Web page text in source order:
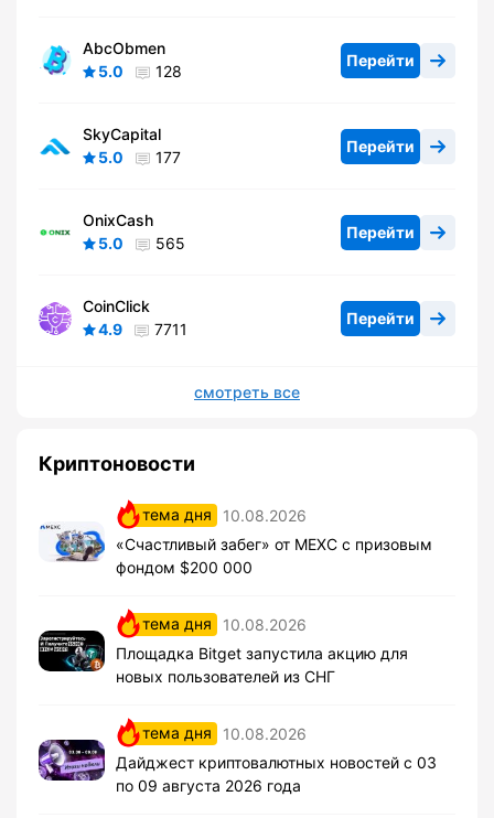
AbcObmen
5.0
128
Перейти
SkyCapital
5.0
177
Перейти
OnixCash
5.0
565
Перейти
CoinClick
4.9
7711
Перейти
смотреть все
Криптоновости
тема дня
10.08.2026
«Счастливый забег» от MEXC с призовым
фондом $200 000
тема дня
10.08.2026
Площадка Bitget запустила акцию для
новых пользователей из СНГ
тема дня
10.08.2026
Дайджест криптовалютных новостей с 03
по 09 августа 2026 года